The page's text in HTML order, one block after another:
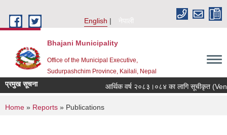
English
नेपाली
Bhajani Municipality
Office of the Municipal Executive,
Sudurpashchim Province, Kailali, Nepal
प्रमुख सूचना आर्थिक वर्ष २०८३।०८४ का लागि सूचीकृत
You are here
Home » Reports » Publications